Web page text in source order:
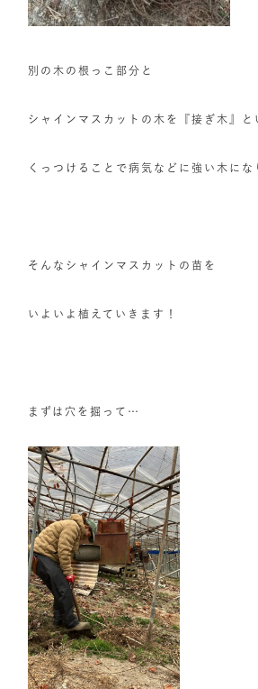
別の木の根っこ部分と
シャインマスカットの木を『接ぎ木』と
くっつけることで病気などに強い木にな
そんなシャインマスカットの苗を
いよいよ植えていきます！
まずは穴を掘って…